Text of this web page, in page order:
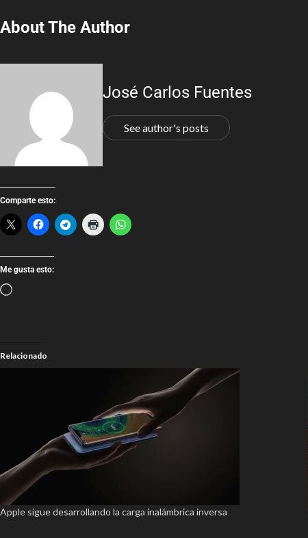
About The Author
José Carlos Fuentes
See author's posts
Comparte esto:
Me gusta esto:
Relacionado
Apple sigue desarrollando la carga inalámbrica inversa